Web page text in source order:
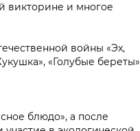
викторине и многое
войны «Эх,
«Голубые береты»
блюдо», а после